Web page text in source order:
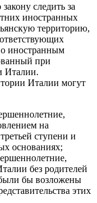
следить за
иностранных
территорию,
иностранным
при
Италии.
Италии могут
на
ступени и
основаниях;
без родителей
бы возложены
этих